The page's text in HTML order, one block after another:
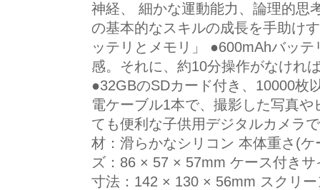
神経、 細かな運動能力、論理的思
の基本的なスキルの成長を手助け
ッテリとメモリ」 ●600mAhバッ
感。それに、約10分操作がなけれ
●32GBのSDカード付き、10000枚
電ケーブル1本で、撮影した写真
ても便利な子供用デジタルカメラ
材：滑らかなシリコン 本体重さ(
ズ：86 × 57 × 57mm ケース付き
寸法：142 × 130 × 56mm スクリ